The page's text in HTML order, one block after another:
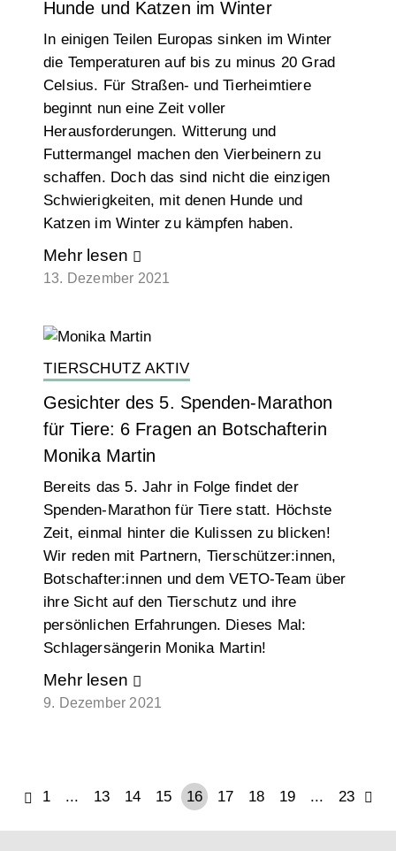
Hunde und Katzen im Winter
In einigen Teilen Europas sinken im Winter
die Temperaturen auf bis zu minus 20 Grad
Celsius. Für Straßen- und Tierheimtiere
beginnt nun eine Zeit voller
Herausforderungen. Witterung und
Futtermangel machen den Vierbeinern zu
schaffen. Doch das sind nicht die einzigen
Schwierigkeiten, mit denen Hunde und
Katzen im Winter zu kämpfen haben.
Mehr lesen
13. Dezember 2021
TIERSCHUTZ AKTIV
Gesichter des 5. Spenden-Marathon
für Tiere: 6 Fragen an Botschafterin
Monika Martin
Bereits das 5. Jahr in Folge findet der
Spenden-Marathon für Tiere statt. Höchste
Zeit, einmal hinter die Kulissen zu blicken!
Wir reden mit Partnern, Tierschützer:innen,
Botschafter:innen und dem VETO-Team über
ihre Sicht auf den Tierschutz und ihre
persönlichen Erfahrungen. Dieses Mal:
Schlagersängerin Monika Martin!
Mehr lesen
9. Dezember 2021
1 ... 13 14 15 16 17 18 19 ... 23